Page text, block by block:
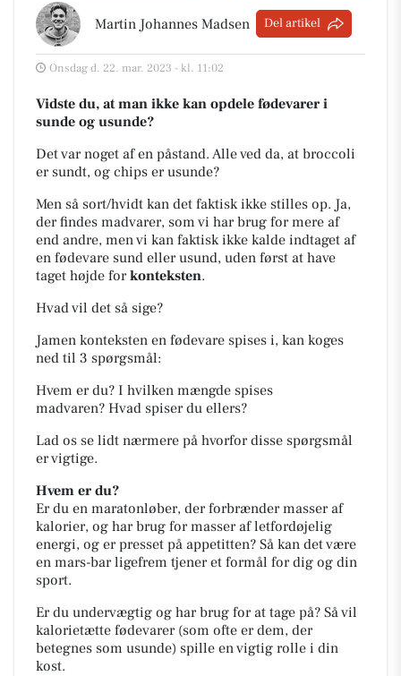
Martin Johannes Madsen Del artikel
Onsdag d. 22. mar. 2023 - kl. 11:02
Vidste du, at man ikke kan opdele fødevarer i
sunde og usunde?
Det var noget af en påstand. Alle ved da, at broccoli
er sundt, og chips er usunde?
Men så sort/hvidt kan det faktisk ikke stilles op. Ja,
der findes madvarer, som vi har brug for mere af
end andre, men vi kan faktisk ikke kalde indtaget af
en fødevare sund eller usund, uden først at have
taget højde forkonteksten.
Hvad vil det så sige?
Jamen konteksten en fødevare spises i, kan koges
ned til 3 spørgsmål:
Hvem er du? I hvilken mængde spises
madvaren? Hvad spiser du ellers?
Lad os se lidt nærmere på hvorfor disse spørgsmål
er vigtige.
Hvem er du?
Er du en maratonløber, der forbrænder masser af
kalorier, og har brug for masser af letfordøjelig
energi, og er presset på appetitten? Så kan det være
en mars-bar ligefrem tjener et formål for dig og din
sport.
Er du undervægtig og har brug for at tage på? Så vil
kalorietætte fødevarer (som ofte er dem, der
betegnes som usunde) spille en vigtig rolle i din
kost.